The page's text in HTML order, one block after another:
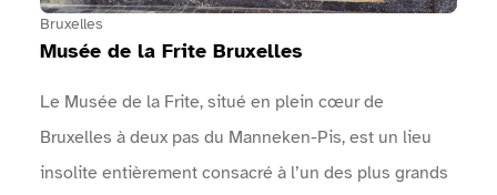
l'événement sur le site internet de l'événement
Bruxelles
Musée de la Frite Bruxelles
Le Musée de la Frite, situé en plein cœur de
Bruxelles à deux pas du Manneken-Pis, est un lieu
insolite entièrement consacré à l’un des plus grands